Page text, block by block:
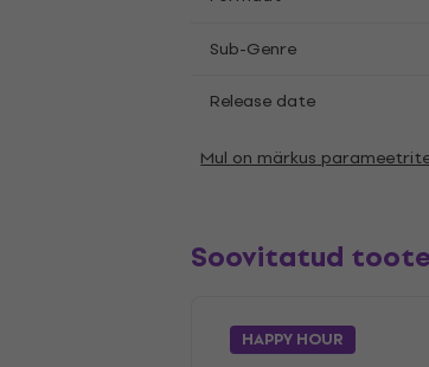
Sub-Genre
Release date
Mul on märkus
Soovitatud
HAPPY HOUR